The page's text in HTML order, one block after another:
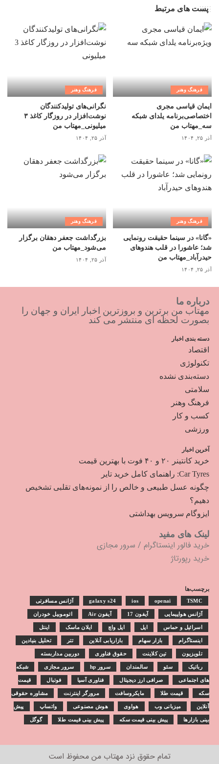
پست های مرتبط
فرهنگ وهنر
ایمان قیاسی مجری
اختصاصی‌برنامه یلدای شبکه
سه_مهتاب من
آذر ۲۵, ۱۴۰۴
فرهنگ وهنر
نگرانی‌های تولیدکنندگان
نوشت‌افزار در روزگار کاغذ ۳
میلیونی_مهتاب من
آذر ۲۵, ۱۴۰۴
فرهنگ وهنر
«گانا» در سینما حقیقت رونمایی
شد؛ عاشورا در قلب هندوهای
حیدرآباد_مهتاب من
آذر ۲۵, ۱۴۰۴
فرهنگ وهنر
بزرگداشت جعفر دهقان برگزار
می‌شود_مهتاب من
آذر ۲۵, ۱۴۰۴
درباره ما
مهتاب من برترین و بروزترین اخبار ایران و جهان را
بصورت لحظه ای منتشر می کند
دسته بندی اخبار
اقتصاد
تکنولوژی
دسته‌بندی نشده
سلامتی
فرهنگ وهنر
کسب و کار
ورزشی
آخرین اخبار
خرید کانتینر ۲۰ و ۴۰ فوت با بهترین قیمت
Car Tyres: راهنمای کامل خرید تایر
چگونه عسل طبیعی و خالص را از نمونه‌های تقلبی تشخیص
دهیم؟
ایزوگام سرویس بهداشتی
لینک های مفید
خرید فالور اینستاگرام / سرور مجازی
خرید رپورتاژ
برچسب‌ها
galaxy s24 ios openai TSMC آژانس مسافرتی
آژانس هواپیمایی آیفون 17 آیفون Air اتوموبیل خودران
اسرائیل و حماس اپل اپل واچ ایلان ماسک اینتل
اینستاگرام بازار سهام بازاریابی آنلاین تتر تحلیل بنیادین
تلویزیون تین کلاینت حقوق فناوری دوربین مداربسته
رباتیک سئو سالمندان سرور hp سرور مجازی شبکه
های اجتماعی صرافی ارز دیجیتال فناوری آسیا فوتبال قیمت
سکه قیمت طلا مایکروسافت مرورگر اینترنت مشاوره حقوقی
آنلاین میزبانی وب هواوی هوش مصنوعی واتساپ پیش
بینی بازارها پیش بینی قیمت سکه پیش بینی قیمت طلا گوگل
تمام حقوق نزد مهتاب من محفوظ است